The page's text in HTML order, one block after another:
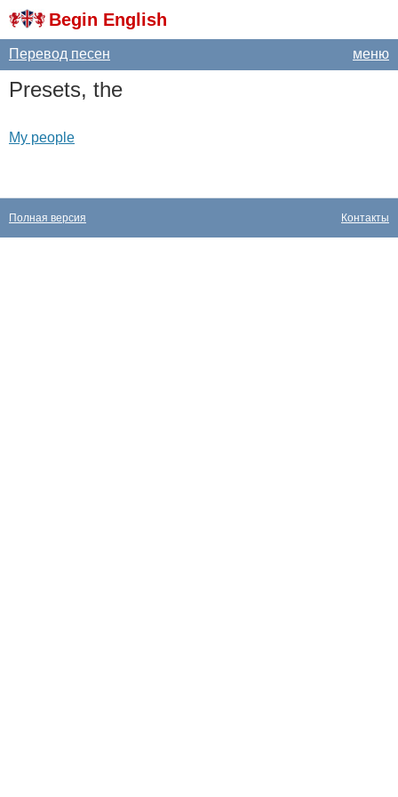
Begin English
меню
Перевод песен
Presets, the
My people
Контакты
Полная версия